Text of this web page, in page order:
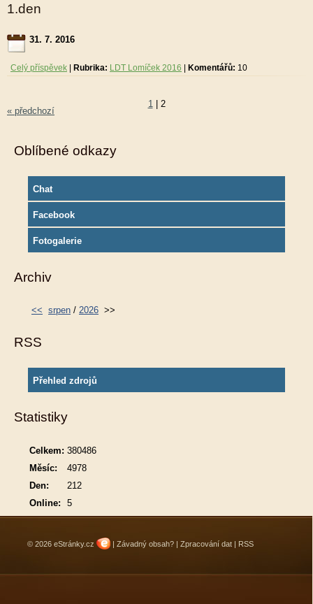
1.den
31. 7. 2016
Celý příspěvek Rubrika: LDT Lomíček 2016 Komentářů: 10
« předchozí
1 2
Oblíbené odkazy
Chat
Facebook
Fotogalerie
Archiv
<< srpen / 2026 >>
RSS
Přehled zdrojů
Statistiky
Online: 5
Celkem: 380486
Měsíc:
4978
Den:
212
© 2026 eStránky.cz | Závadný obsah? | Zpracování dat | RSS